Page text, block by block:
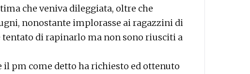
che veniva dileggiata, oltre che
nonostante implorasse ai ragazzini di
tentato di rapinarlo ma non sono riusciti a
il pm come detto ha richiesto ed ottenuto